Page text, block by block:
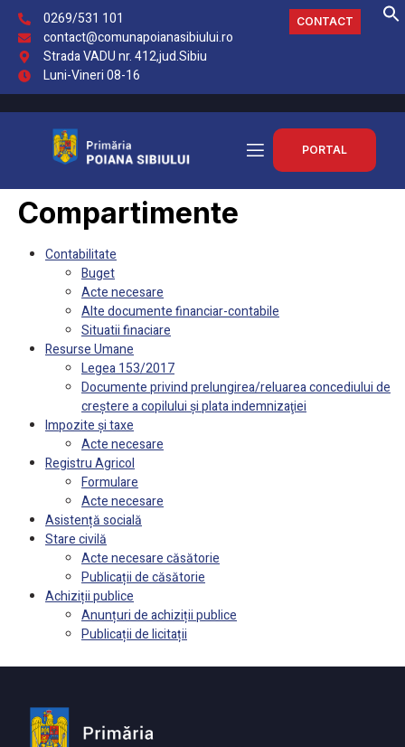
0269/531 101
contact@comunapoianasibiului.ro
Strada VADU nr. 412,jud.Sibiu
Luni-Vineri 08-16
CONTACT
PORTAL
Compartimente
Contabilitate
Buget
Acte necesare
Alte documente financiar-contabile
Situatii finaciare
Resurse Umane
Legea 153/2017
Documente privind prelungirea/reluarea concediului de
creştere a copilului şi plata indemnizaţiei
Impozite și taxe
Acte necesare
Registru Agricol
Formulare
Acte necesare
Asistență socială
Stare civilă
Acte necesare căsătorie
Publicații de căsătorie
Achiziții publice
Anunțuri de achiziții publice
Publicații de licitații